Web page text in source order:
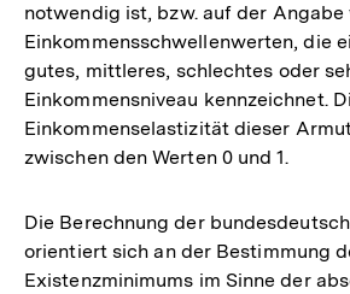
Fußnote
notwendig ist, bzw. auf der Angabe
Einkommensschwellenwerten, die
gutes, mittleres, schlechtes oder
Einkommensniveau kennzeichnet.
Einkommenselastizität dieser
zwischen den Werten 0 und 1.
Die Berechnung der
orientiert sich an der Bestimmung
Existenzminimums im Sinne der